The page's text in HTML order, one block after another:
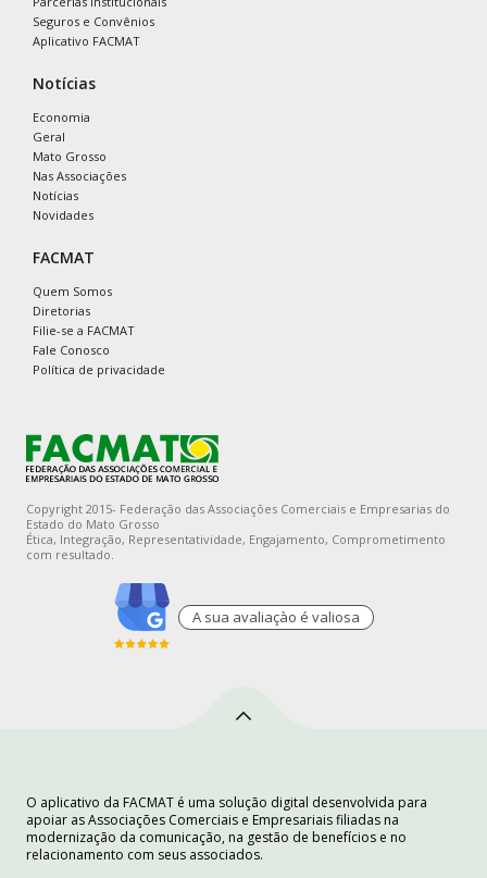
Seguros e Convênios
Aplicativo FACMAT
Notícias
Economia
Geral
Mato Grosso
Nas Associações
Notícias
Novidades
FACMAT
Quem Somos
Diretorias
Filie-se a FACMAT
Fale Conosco
Política de privacidade
Copyright 2015- Federação das Associações Comerciais e Empresarias do
Estado do Mato Grosso
Ética, Integração, Representatividade, Engajamento, Comprometimento
com resultado.
A sua avaliaçào é valiosa
O aplicativo da FACMAT é uma solução digital desenvolvida para
apoiar as Associações Comerciais e Empresariais filiadas na
modernização da comunicação, na gestão de benefícios e no
relacionamento com seus associados.